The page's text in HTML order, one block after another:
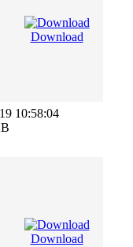
Download
10:58:04
Download